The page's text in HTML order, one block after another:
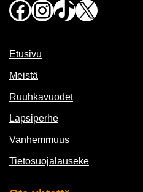
Facebook
Instagram
TikTok
X
Etusivu
Meistä
Ruuhkavuodet
Lapsiperhe
Vanhemmuus
Tietosuojalauseke